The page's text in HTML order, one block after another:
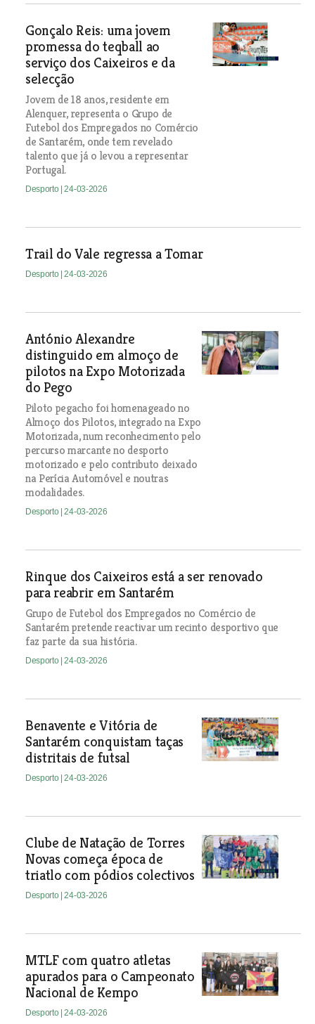
Gonçalo Reis: uma jovem
promessa do teqball ao
serviço dos Caixeiros e da
selecção
Jovem de 18 anos, residente em
Alenquer, representa o Grupo de
Futebol dos Empregados no Comércio
de Santarém, onde tem revelado
talento que já o levou a representar
Portugal.
Desporto | 24-03-2026
Trail do Vale regressa a Tomar
Desporto | 24-03-2026
António Alexandre
distinguido em almoço de
pilotos na Expo Motorizada
do Pego
Piloto pegacho foi homenageado no
Almoço dos Pilotos, integrado na Expo
Motorizada, num reconhecimento pelo
percurso marcante no desporto
motorizado e pelo contributo deixado
na Perícia Automóvel e noutras
modalidades.
Desporto | 24-03-2026
Rinque dos Caixeiros está a ser renovado
para reabrir em Santarém
Grupo de Futebol dos Empregados no Comércio de
Santarém pretende reactivar um recinto desportivo que
faz parte da sua história.
Desporto | 24-03-2026
Benavente e Vitória de
Santarém conquistam taças
distritais de futsal
Desporto | 24-03-2026
Clube de Natação de Torres
Novas começa época de
triatlo com pódios colectivos
Desporto | 24-03-2026
MTLF com quatro atletas
apurados para o Campeonato
Nacional de Kempo
Desporto | 24-03-2026